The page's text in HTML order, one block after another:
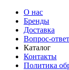
О нас
Бренды
Доставка
Вопрос-ответ
Каталог
Контакты
Политика